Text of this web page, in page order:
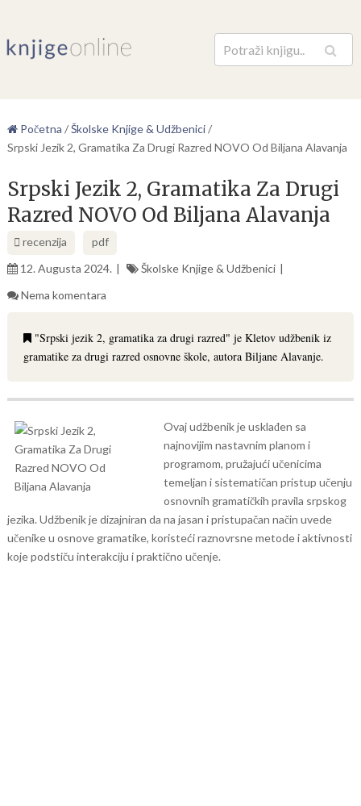
Pretraga
Početna /Školske Knjige & Udžbenici/
Srpski Jezik 2, Gramatika Za Drugi Razred NOVO Od Biljana Alavanja
Srpski Jezik 2, Gramatika Za Drugi
Razred NOVO Od Biljana Alavanja
recenzija
pdf
12. Augusta 2024.
Školske Knjige & Udžbenici
Nema komentara
"Srpski jezik 2, gramatika za drugi razred" je Kletov udžbenik iz
gramatike za drugi razred osnovne škole, autora Biljane Alavanje.
Ovaj udžbenik je usklađen sa
najnovijim nastavnim planom i
programom, pružajući učenicima
temeljan i sistematičan pristup učenju
osnovnih gramatičkih pravila srpskog
jezika. Udžbenik je dizajniran da na jasan i pristupačan način uvede
učenike u osnove gramatike, koristeći raznovrsne metode i aktivnosti
koje podstiču interakciju i praktično učenje.